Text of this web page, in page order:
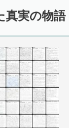
真実の物語